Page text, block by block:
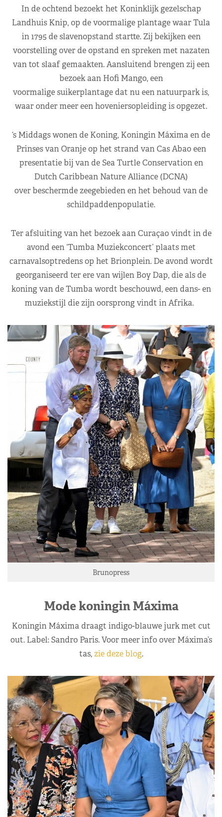
In de ochtend bezoekt het Koninklijk gezelschap
Landhuis Knip, op de voormalige plantage waar Tula
in 1795 de slavenopstand startte. Zij bekijken een
voorstelling over de opstand en spreken met nazaten
van tot slaaf gemaakten. Aansluitend brengen zij een
bezoek aan Hofi Mango, een
voormalige suikerplantage dat nu een natuurpark is,
waar onder meer een hoveniersopleiding is opgezet.
‘s Middags wonen de Koning, Koningin Máxima en de
Prinses van Oranje op het strand van Cas Abao een
presentatie bij van de Sea Turtle Conservation en
Dutch Caribbean Nature Alliance (DCNA)
over beschermde zeegebieden en het behoud van de
schildpaddenpopulatie.
Ter afsluiting van het bezoek aan Curaçao vindt in de
avond een ‘Tumba Muziekconcert’ plaats met
carnavalsoptredens op het Brionplein. De avond wordt
georganiseerd ter ere van wijlen Boy Dap, die als de
koning van de Tumba wordt beschouwd, een dans- en
muziekstijl die zijn oorsprong vindt in Afrika.
Brunopress
Mode koningin Máxima
Koningin Máxima draagt indigo-blauwe jurk met cut
out. Label: Sandro Paris. Voor meer info over Máxima’s
tas,zie deze blog.